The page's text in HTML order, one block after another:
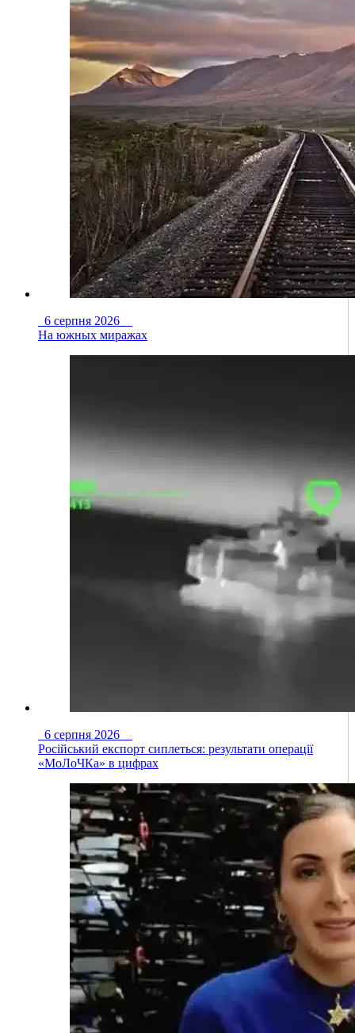
6 серпня 2026
На южных миражах
6 серпня 2026
Російський експорт сиплеться: результати операції
«МоЛоЧКа» в цифрах